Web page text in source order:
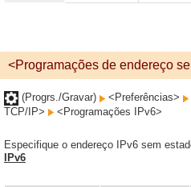
<Programações de endereço
(Progrs./Gravar) <Preferências>
TCP/IP>
<Programações IPv6>
Especifique o endereço IPv6 sem
IPv6